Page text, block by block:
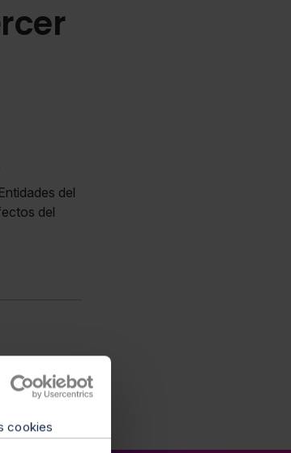
cookies
del
del